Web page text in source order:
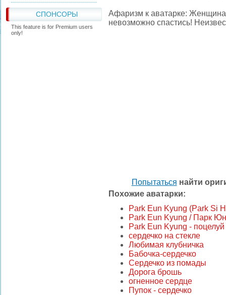
СПОНСОРЫ
This feature is for Premium users
only!
Афаризм к аватарке: Женщина
невозможно спастись!
Попытаться найти
Похожие аватарки:
Park Eun Kyung (Park Si
Park Eun Kyung / Парк
Park Eun Kyung - поцелуй
сердечко на стекле
Любимая клубничка
Бабочка-сердечко
Сердечко из помады
Дорога брошь
огненное сердце
Пупок - сердечко